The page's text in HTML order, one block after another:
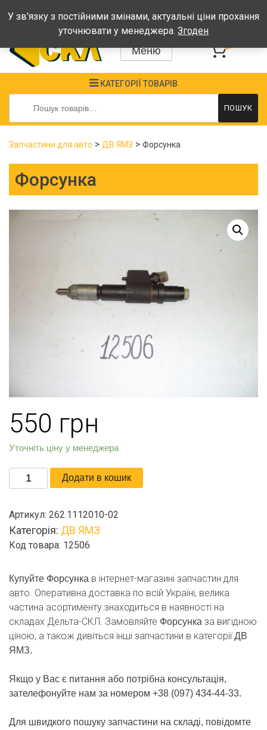
Графік: Пн-Пт: 08:00-17:00, Сб-Нд - вихідні
Меню
КАТЕГОРІЇ ТОВАРІВ
Шукати:
ПОШУК
Запчастини для авто > ДВ ЯМЗ > Форсунка
Форсунка
550 грн
Уточніть ціну у менеджера
Форсунка
кількість
Додати в кошик
Артикул: 262.1112010-02
Категорія: ДВ ЯМЗ
Код товара: 12506
Купуйте Форсунка в інтернет-магазині запчастин для
авто. Оперативна доставка по всій Україні, велика
частина асортименту знаходиться в наявності на
складах Дельта-СКЛ. Замовляйте Форсунка за вигідною
ціною, а також дивіться інші запчастини в категоріїДВ
ЯМЗ.
Якщо у Вас є питання або потрібна консультація,
зателефонуйте нам за номером +38 (097) 434-44-33.
Для швидкого пошуку запчастини на складі, повідомте
У зв'язку з постійними змінами, актуальні ціни прохання
уточнювати у менеджера. Згоден